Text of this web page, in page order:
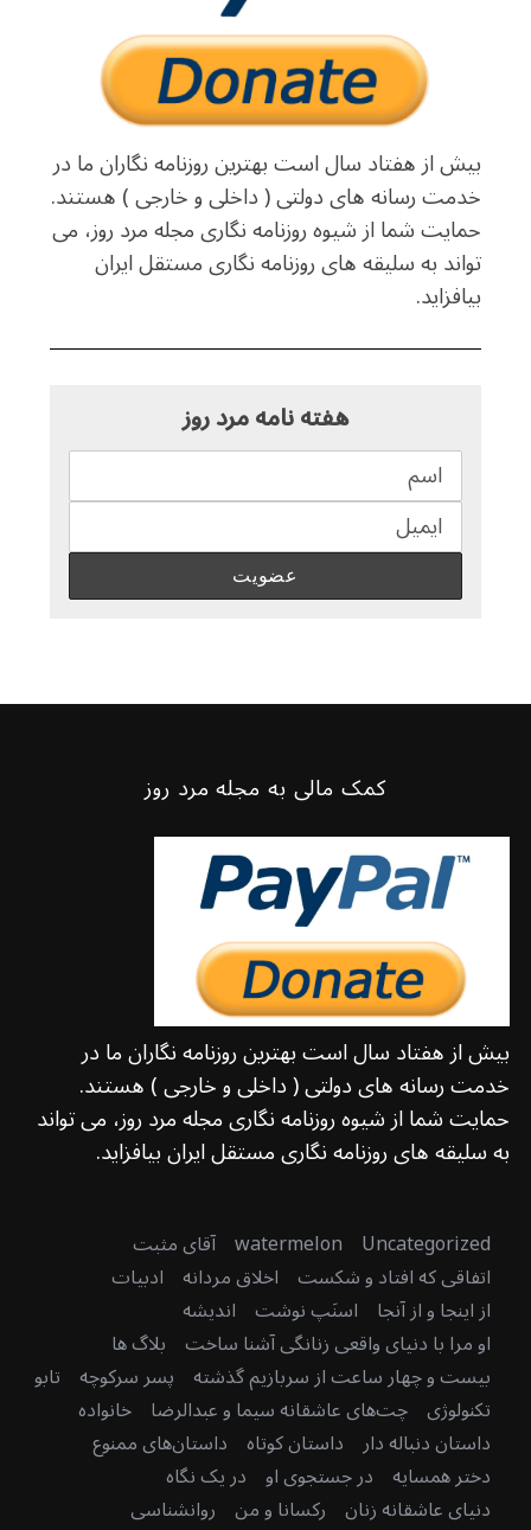
بیش از هفتاد سال است بهترین روزنامه نگاران ما در
خدمت رسانه های دولتی ( داخلی و خارجی ) هستند.
حمایت شما از شیوه روزنامه نگاری مجله مرد روز، می
تواند به سلیقه های روزنامه نگاری مستقل ایران
بیافزاید.
هفته نامه مرد روز
کمک مالی به مجله مرد روز
بیش از هفتاد سال است بهترین روزنامه نگاران ما در
خدمت رسانه های دولتی ( داخلی و خارجی ) هستند.
حمایت شما از شیوه روزنامه نگاری مجله مرد روز، می تواند
به سلیقه های روزنامه نگاری مستقل ایران بیافزاید.
Uncategorized
watermelon آقای مثبت
اتفاقی که افتاد و شکست اخلاق مردانه ادبیات
از اینجا و از آنجا اسنَپ نوشت اندیشه
او مرا با دنیای واقعی زنانگی آشنا ساخت بلاگ ها
بیست و چهار ساعت از سربازیم گذشته پسر سرکوچه تابو
تکنولوژی چت‌های عاشقانه سیما و عبدالرضا خانواده
داستان دنباله دار داستان کوتاه داستان‌های ممنوع
دختر همسایه در جستجوی او در یک نگاه
دنیای عاشقانه زنان رکسانا و من روانشناسی